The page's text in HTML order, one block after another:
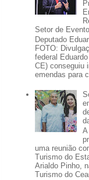
Setor de
Deputado
FOTO:
federal
CE) conseguiu
emendas para
uma reunião
Turismo do
Arialdo Pinho,
Turismo do